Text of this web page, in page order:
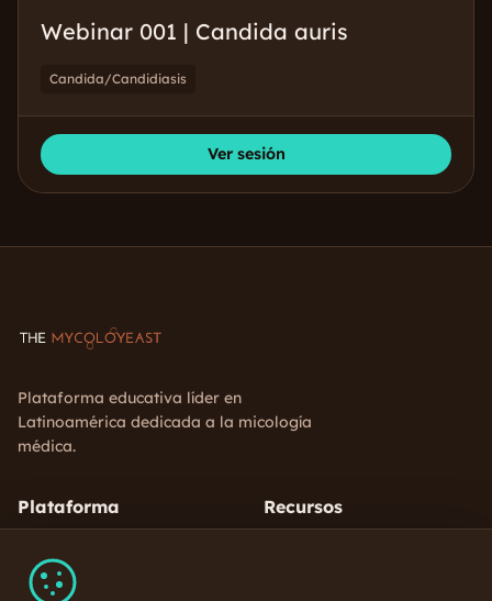
Webinar 001 | Candida auris
Candida/Candidiasis
Ver sesión
Plataforma educativa líder en
Latinoamérica dedicada a la micología
médica.
Plataforma
Sesiones Clínicas
Instructores
Recursos